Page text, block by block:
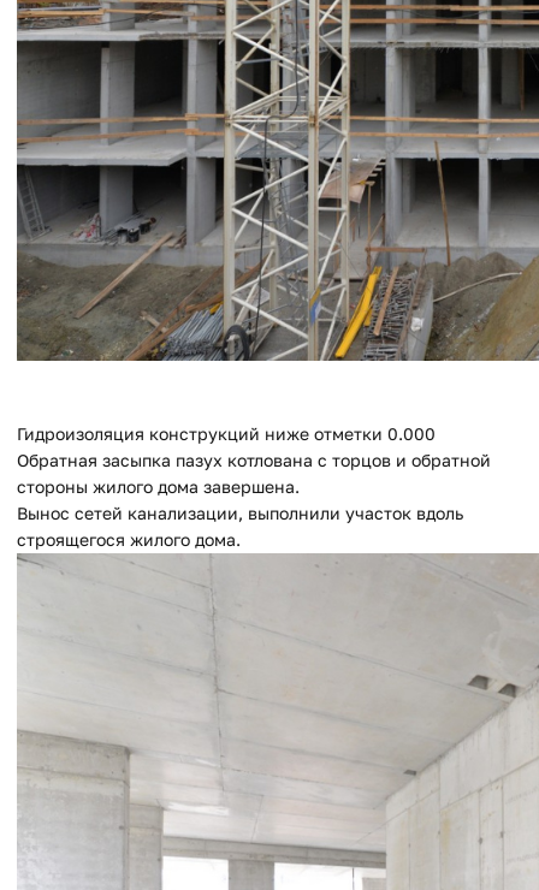
Гидроизоляция конструкций ниже отметки 0.000
Обратная засыпка пазух котлована с торцов и обратной
стороны жилого дома завершена.
Вынос сетей канализации, выполнили участок вдоль
строящегося жилого дома.